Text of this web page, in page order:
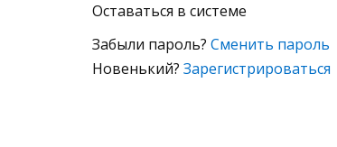
Оставаться в системе
Забыли пароль? Сменить пароль
Новенький? Зарегистрироваться